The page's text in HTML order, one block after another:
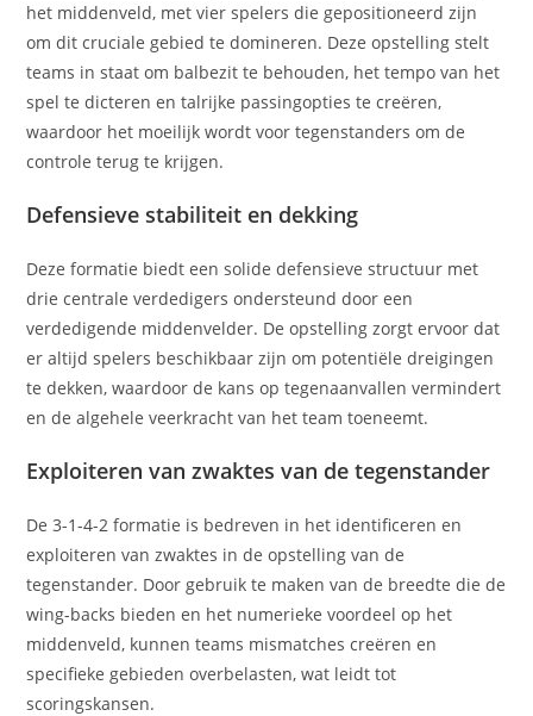
het middenveld, met vier spelers die gepositioneerd zijn
om dit cruciale gebied te domineren. Deze opstelling stelt
teams in staat om balbezit te behouden, het tempo van het
spel te dicteren en talrijke passingopties te creëren,
waardoor het moeilijk wordt voor tegenstanders om de
controle terug te krijgen.
Defensieve stabiliteit en dekking
Deze formatie biedt een solide defensieve structuur met
drie centrale verdedigers ondersteund door een
verdedigende middenvelder. De opstelling zorgt ervoor dat
er altijd spelers beschikbaar zijn om potentiële dreigingen
te dekken, waardoor de kans op tegenaanvallen vermindert
en de algehele veerkracht van het team toeneemt.
Exploiteren van zwaktes van de tegenstander
De 3-1-4-2 formatie is bedreven in het identificeren en
exploiteren van zwaktes in de opstelling van de
tegenstander. Door gebruik te maken van de breedte die de
wing-backs bieden en het numerieke voordeel op het
middenveld, kunnen teams mismatches creëren en
specifieke gebieden overbelasten, wat leidt tot
scoringskansen.